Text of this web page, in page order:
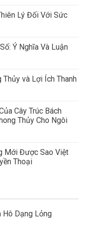
Lý Đối Với Sức
Ý Nghĩa Và Luận
Thủy và Lợi Ích Thanh
Cây Trúc Bách
Thủy Cho Ngôi
Mới Được Sao Việt
Thoại
Hô Dạng Lỏng